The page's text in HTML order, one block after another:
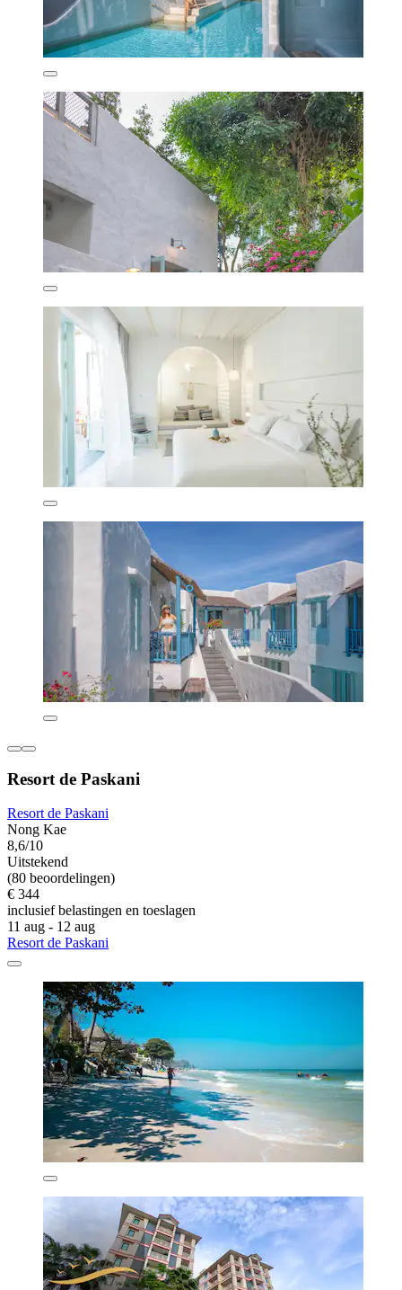
Resort de Paskani
Resort de Paskani
Nong Kae
8,6/10
Uitstekend
(80 beoordelingen)
€ 344
inclusief belastingen en toeslagen
11 aug - 12 aug
Resort de Paskani